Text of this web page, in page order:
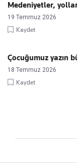
Medeniyetler,
19 Temmuz 2026
Kaydet
Çocuğumuz yazın
18 Temmuz 2026
Kaydet